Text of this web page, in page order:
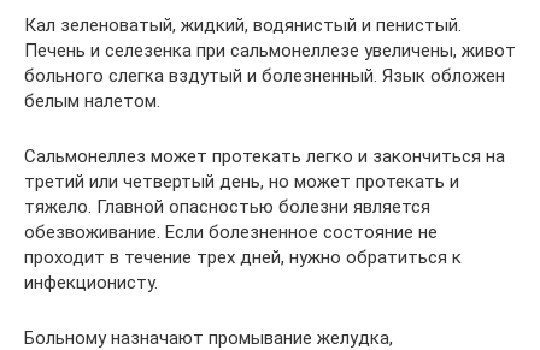
Кал зеленоватый, жидкий, водянистый и пенистый.
Печень и селезенка при сальмонеллезе увеличены, живот
больного слегка вздутый и болезненный. Язык обложен
белым налетом.
Сальмонеллез может протекать легко и закончиться на
третий или четвертый день, но может протекать и
тяжело. Главной опасностью болезни является
обезвоживание. Если болезненное состояние не
проходит в течение трех дней, нужно обратиться к
инфекционисту.
Больному назначают промывание желудка,